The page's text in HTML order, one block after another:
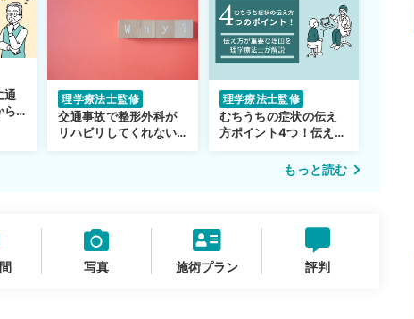
通
ら
理学療法士監修
交通事故で整形外科が
リハビリしてくれない…
転院するべき？
理学療法士監修
むちうちの症状の伝え
方ポイント4つ！伝え方
が重要な理由も解説
もっと読む
写真 施術プラン 評判